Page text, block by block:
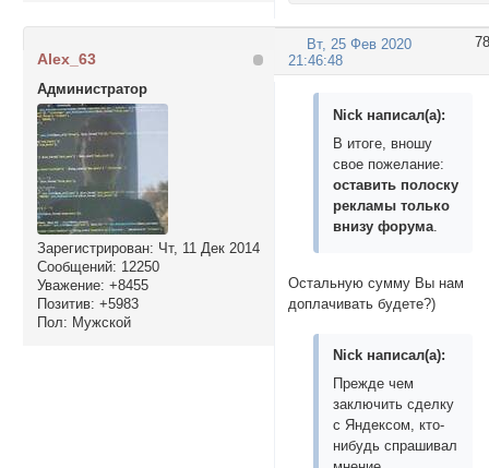
78
Вт, 25 Фев 2020
21:46:48
Alex_63
Администратор
Зарегистрирован: Чт, 11 Дек 2014
Сообщений: 12250
Уважение: +8455
Позитив: +5983
Пол: Мужской
Nick написал(а):
В итоге, вношу
свое пожелание:
оставить полоску
рекламы только
внизу форума
Остальную сумму Вы нам
доплачивать будете?)
Nick написал(а):
Прежде чем
заключить сделку
с Яндексом, кто-
нибудь спрашивал